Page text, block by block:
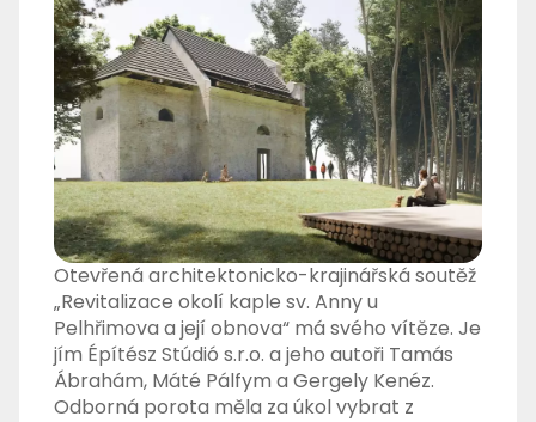
Otevřená architektonicko-krajinářská soutěž
„Revitalizace okolí kaple sv. Anny u
Pelhřimova a její obnova“ má svého vítěze. Je
jím Építész Stúdió s.r.o. a jeho autoři Tamás
Ábrahám, Máté Pálfym a Gergely Kenéz.
Odborná porota měla za úkol vybrat z